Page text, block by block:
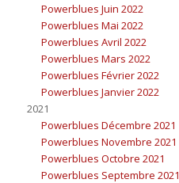
Powerblues Juin 2022
Powerblues Mai 2022
Powerblues Avril 2022
Powerblues Mars 2022
Powerblues Février 2022
Powerblues Janvier 2022
2021
Powerblues Décembre 2021
Powerblues Novembre 2021
Powerblues Octobre 2021
Powerblues Septembre 2021